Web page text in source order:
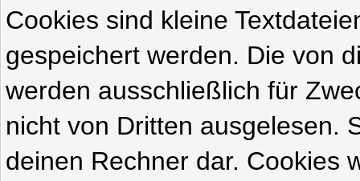
Cookies sind kleine
gespeichert werden. Die von
werden ausschließlich für
nicht von Dritten ausgelesen.
deinen Rechner dar. Cookies